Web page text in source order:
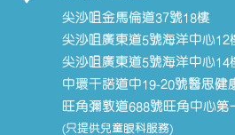
尖沙咀金馬倫道37號18樓
尖沙咀廣東道5號海洋中心12
尖沙咀廣東道5號海洋中心14
中環干諾道中19-20號醫思健
旺角彌敦道688號旺角中心第
(只提供兒童眼科服務)